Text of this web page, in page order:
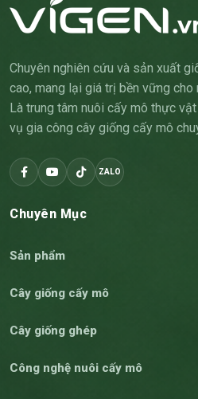
Chuyên nghiên cứu và sản xuất
cao, mang lại giá trị bền vững cho
Là trung tâm nuôi cấy mô thực
vụ gia công cây giống cấy mô
ZALO
Chuyên Mục
Sản phẩm
Cây giống cấy mô
Cây giống ghép
Công nghệ nuôi cấy mô